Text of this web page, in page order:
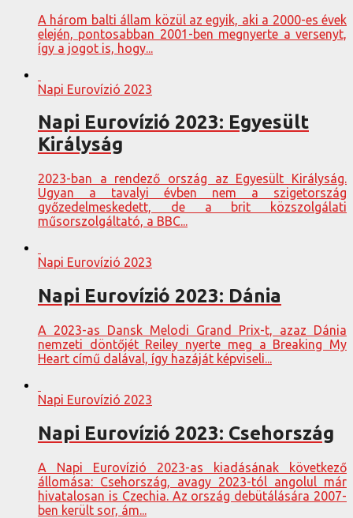
A három balti állam közül az egyik, aki a 2000-es évek
elején, pontosabban 2001-ben megnyerte a versenyt,
így a jogot is, hogy...
Napi Eurovízió 2023
Napi Eurovízió 2023: Egyesült
Királyság
2023-ban a rendező ország az Egyesült Királyság.
Ugyan a tavalyi évben nem a szigetország
győzedelmeskedett, de a brit közszolgálati
műsorszolgáltató, a BBC...
Napi Eurovízió 2023
Napi Eurovízió 2023: Dánia
A 2023-as Dansk Melodi Grand Prix-t, azaz Dánia
nemzeti döntőjét Reiley nyerte meg a Breaking My
Heart című dalával, így hazáját képviseli...
Napi Eurovízió 2023
Napi Eurovízió 2023: Csehország
A Napi Eurovízió 2023-as kiadásának következő
állomása: Csehország, avagy 2023-tól angolul már
hivatalosan is Czechia. Az ország debütálására 2007-
ben került sor, ám...